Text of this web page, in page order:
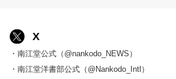
X
・南江堂公式（@nankodo_NEWS）
・南江堂洋書部公式（@Nankodo_Intl）